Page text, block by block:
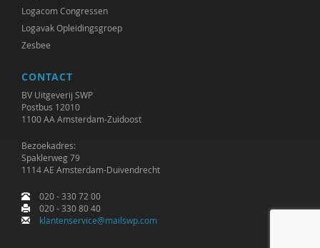
Jacco van Uden
Frédéric Vandenberghe
Eric van der Vet
Karen Vintges
Bram Vreeswijk
Emma Charlotte Weiher
Logacom Congressen
Logavak Opleidingsgroep
Zesbee
CONTACT
BV Uitgeverij SWP
Postbus 12010
1100 AA Amsterdam-Zuidoost
Bezoekadres:
Spaklerweg 79
1114 AE Amsterdam-Duivendrecht
020 - 330 72 00
020 - 330 80 40
klantenservice@mailswp.com